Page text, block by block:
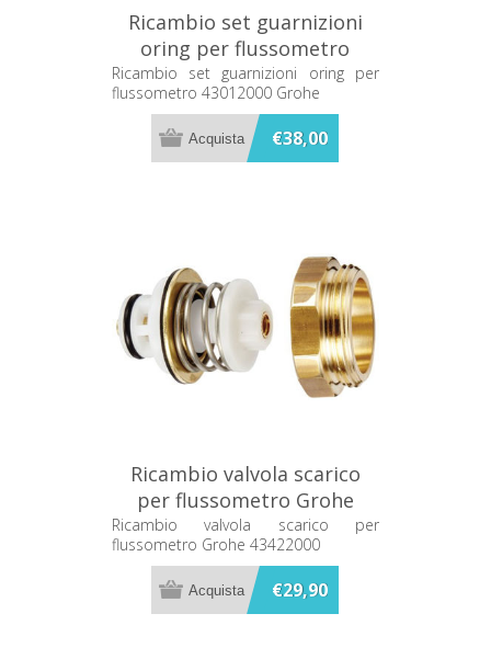
Ricambio set guarnizioni
oring per flussometro
43012000 Grohe
Ricambio set guarnizioni oring per
flussometro 43012000 Grohe
€38,00
Ricambio valvola scarico
per flussometro Grohe
43422000
Ricambio valvola scarico per
flussometro Grohe 43422000
€29,90